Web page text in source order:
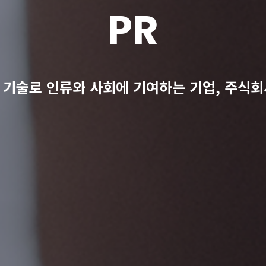
PR
술로 인류와 사회에 기여하는 기업, 주식